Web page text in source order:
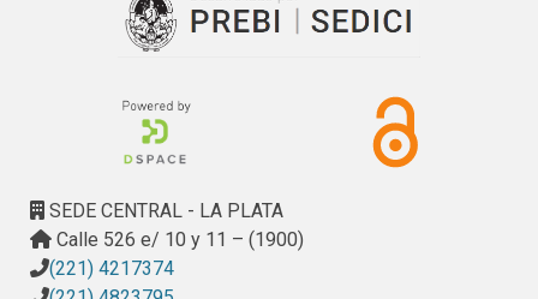
SEDE CENTRAL - LA PLATA
Calle 526 e/ 10 y 11 – (1900)
(221) 4217374